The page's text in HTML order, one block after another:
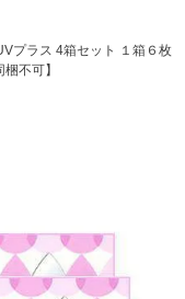
プラス 4箱セット １箱６枚
不可】